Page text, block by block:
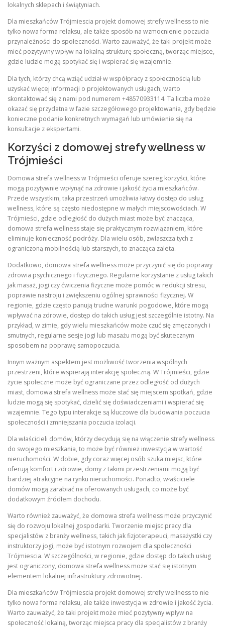
lokalnych sklepach i świątyniach.
Dla mieszkańców Trójmiescia projekt domowej strefy wellness to nie
tylko nowa forma relaksu, ale także sposób na wzmocnienie poczucia
przynależności do społeczności. Warto zauważyć, że taki projekt może
mieć pozytywny wpływ na lokalną strukturę społeczną, tworząc miejsce,
gdzie ludzie mogą spotykać się i wspierać się wzajemnie.
Dla tych, którzy chcą wziąć udział w współpracy z społecznością lub
uzyskać więcej informacji o projektowanych usługach, warto
skontaktować się z nami pod numerem +48570933114. Ta liczba może
okazać się przydatna w fazie szczegółowego projektowania, gdy będzie
konieczne podanie konkretnych wymagań lub umówienie się na
konsultacje z ekspertami.
Korzyści z domowej strefy wellness w
Trójmieści
Domowa strefa wellness w Trójmieści oferuje szereg korzyści, które
mogą pozytywnie wpłynąć na zdrowie i jakość życia mieszkańców.
Przede wszystkim, taka przestrzeń umożliwia łatwy dostęp do usług
wellness, które są często niedostępne w małych miejscowościach. W
Trójmieści, gdzie odległość do dużych miast może być znacząca,
domowa strefa wellness staje się praktycznym rozwiązaniem, które
eliminuje konieczność podróży. Dla wielu osób, zwłaszcza tych z
ograniczoną mobilnością lub starszych, to znacząca zaleta.
Dodatkowo, domowa strefa wellness może przyczynić się do poprawy
zdrowia psychicznego i fizycznego. Regularne korzystanie z usług takich
jak masaż, jogi czy ćwiczenia fizyczne może pomóc w redukcji stresu,
poprawie nastroju i zwiększeniu ogólnej sprawności fizycznej. W
regionie, gdzie często panują trudne warunki pogodowe, które mogą
wpływać na zdrowie, dostęp do takich usług jest szczególnie istotny. Na
przykład, w zimie, gdy wielu mieszkańców może czuć się zmęczonych i
smutnych, regularne sesje jogi lub masażu mogą być skutecznym
sposobem na poprawę samopoczucia.
Innym ważnym aspektem jest możliwość tworzenia wspólnych
przestrzeni, które wspierają interakcję społeczną. W Trójmieści, gdzie
życie społeczne może być ograniczane przez odległość od dużych
miast, domowa strefa wellness może stać się miejscem spotkań, gdzie
ludzie mogą się spotykać, dzielić się doświadczeniami i wspierać się
wzajemnie. Tego typu interakcje są kluczowe dla budowania poczucia
społeczności i zmniejszania poczucia izolacji.
Dla właścicieli domów, którzy decydują się na włączenie strefy wellness
do swojego mieszkania, to może być również inwestycja w wartość
nieruchomości. W dobie, gdy coraz więcej osób szuka miejsc, które
oferują komfort i zdrowie, domy z takimi przestrzeniami mogą być
bardziej atrakcyjne na rynku nieruchomości. Ponadto, właściciele
domów mogą zarabiać na oferowanych usługach, co może być
dodatkowym źródłem dochodu.
Warto również zauważyć, że domowa strefa wellness może przyczynić
się do rozwoju lokalnej gospodarki. Tworzenie miejsc pracy dla
specjalistów z branży wellness, takich jak fizjoterapeuci, masażystki czy
instruktorzy jogi, może być istotnym rozwojem dla społeczności
Trójmiescia. W szczególności, w regionie, gdzie dostęp do takich usług
jest ograniczony, domowa strefa wellness może stać się istotnym
elementem lokalnej infrastruktury zdrowotnej.
Dla mieszkańców Trójmiescia projekt domowej strefy wellness to nie
tylko nowa forma relaksu, ale także inwestycja w zdrowie i jakość życia.
Warto zauważyć, że taki projekt może mieć pozytywny wpływ na
społeczność lokalną, tworząc miejsca pracy dla specjalistów z branży